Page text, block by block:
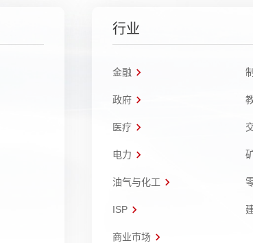
行业
金融
政府
医疗
电力
油气与化工
ISP
商业市场